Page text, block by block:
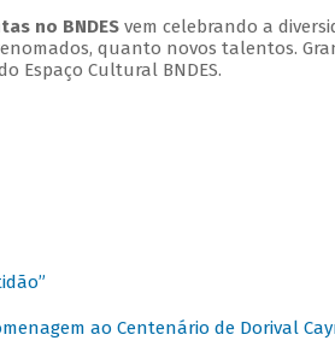
no BNDESvem celebrando a
quanto novos talentos.
Espaço Cultural BNDES.
ao Centenário de Dorival